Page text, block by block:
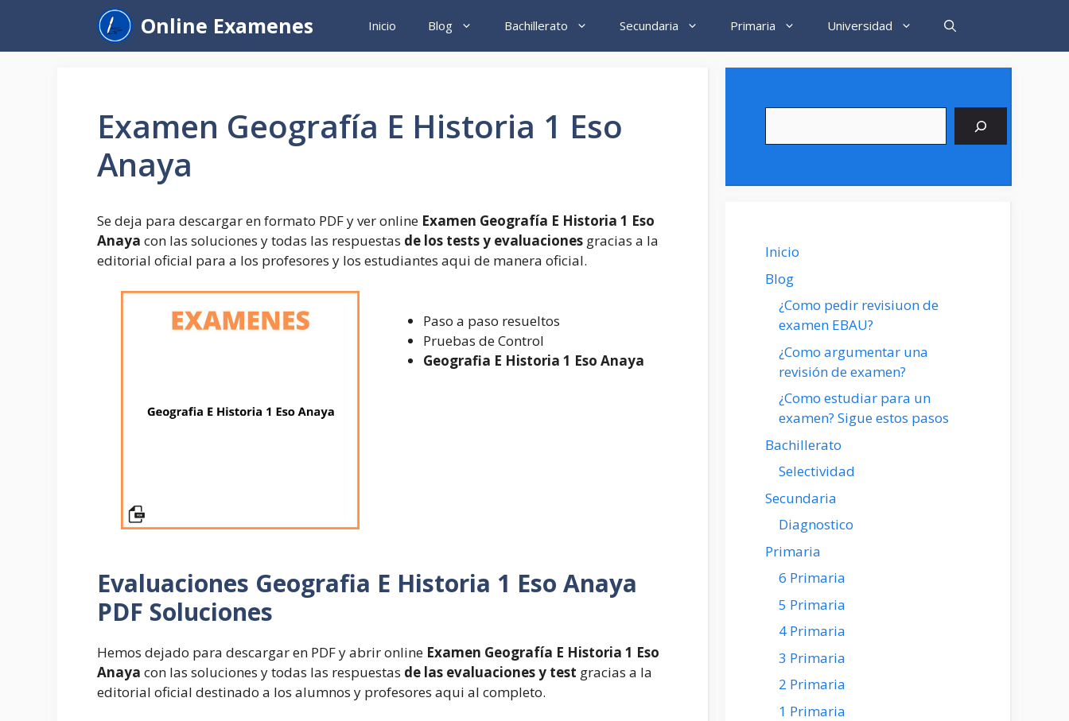
contenido
Online Examenes Inicio Blog Bachillerato Secundaria Primaria Universidad
Examen Geografía E Historia 1 Eso
Anaya
Se deja para descargar en formato PDF y ver online Examen Geografía E Historia 1 Eso
Anaya con las soluciones y todas las respuestas de los tests y evaluaciones gracias a la
editorial oficial para a los profesores y los estudiantes aqui de manera oficial.
Paso a paso resueltos
Pruebas de Control
Geografia E Historia 1 Eso Anaya
Evaluaciones Geografia E Historia 1 Eso Anaya
PDF Soluciones
Hemos dejado para descargar en PDF y abrir online Examen Geografía E Historia 1 Eso
Anaya con las soluciones y todas las respuestas de las evaluaciones y test gracias a la
editorial oficial destinado a los alumnos y profesores aqui al completo.
Inicio
Blog
¿Como pedir revisiuon de
examen EBAU?
¿Como argumentar una
revisión de examen?
¿Como estudiar para un
examen? Sigue estos pasos
Bachillerato
Selectividad
Secundaria
Diagnostico
Primaria
6 Primaria
5 Primaria
4 Primaria
3 Primaria
2 Primaria
1 Primaria